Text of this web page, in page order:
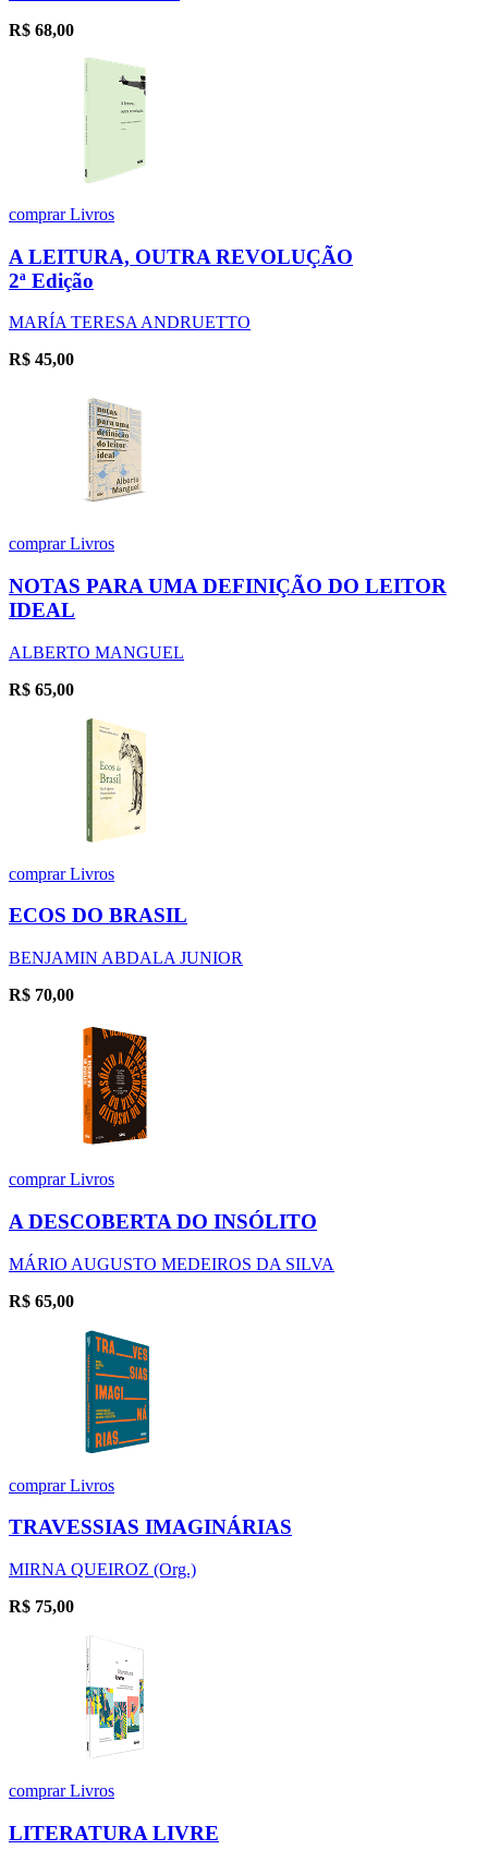
R$ 68,00
comprarLivros
A LEITURA, OUTRA REVOLUÇÃO
2ª Edição
MARÍA TERESA ANDRUETTO
R$ 45,00
comprarLivros
NOTAS PARA UMA DEFINIÇÃO DO LEITOR
IDEAL
ALBERTO MANGUEL
R$ 65,00
comprarLivros
ECOS DO BRASIL
BENJAMIN ABDALA JUNIOR
R$ 70,00
comprarLivros
A DESCOBERTA DO INSÓLITO
MÁRIO AUGUSTO MEDEIROS DA SILVA
R$ 65,00
comprarLivros
TRAVESSIAS IMAGINÁRIAS
MIRNA QUEIROZ (Org.)
R$ 75,00
comprarLivros
LITERATURA LIVRE